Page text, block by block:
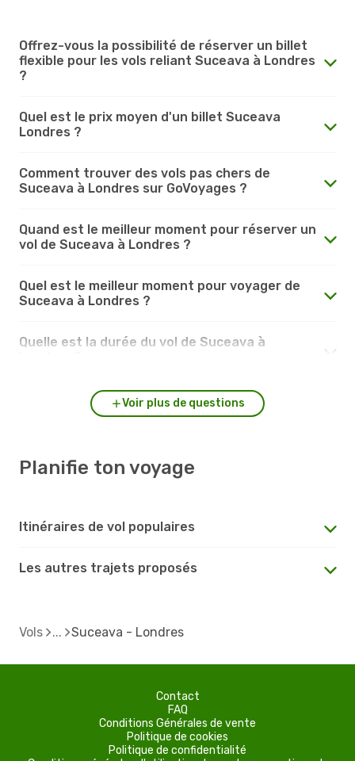
Offrez-vous la possibilité de réserver un billet
flexible pour les vols reliant Suceava à Londres
?
Quel est le prix moyen d'un billet Suceava
Londres ?
Comment trouver des vols pas chers de
Suceava à Londres sur GoVoyages ?
Quand est le meilleur moment pour réserver un
vol de Suceava à Londres ?
Quel est le meilleur moment pour voyager de
Suceava à Londres ?
Quelle est la durée du vol de Suceava à
Voir plus de questions
Planifie ton voyage
Itinéraires de vol populaires
Les autres trajets proposés
Vols Suceava - Londres
Contact
FAQ
Conditions Générales de vente
Politique de cookies
Politique de confidentialité